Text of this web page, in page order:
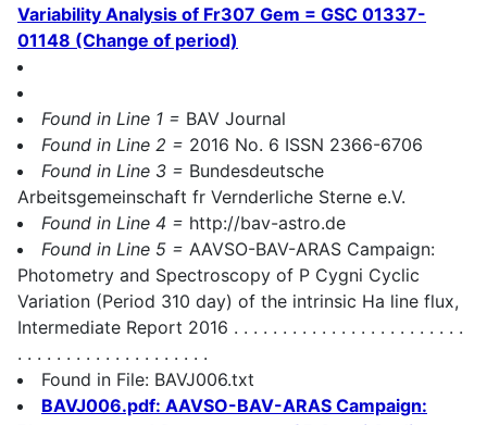
Variability Analysis of Fr307 Gem = GSC 01337-
01148 (Change of period)
Found in Line 1 = BAV Journal
Found in Line 2 = 2016 No. 6 ISSN 2366-6706
Found in Line 3 = Bundesdeutsche
Arbeitsgemeinschaft fr Vernderliche Sterne e.V.
Found in Line 4 = http://bav-astro.de
Found in Line 5 = AAVSO-BAV-ARAS Campaign:
Photometry and Spectroscopy of P Cygni Cyclic
Variation (Period 310 day) of the intrinsic Ha line flux,
Intermediate Report 2016 . . . . . . . . . . . . . . . . . . . . . . . .
. . . . . . . . . . . . . . . . . . . .
Found in File: BAVJ006.txt
BAVJ006.pdf: AAVSO-BAV-ARAS Campaign: